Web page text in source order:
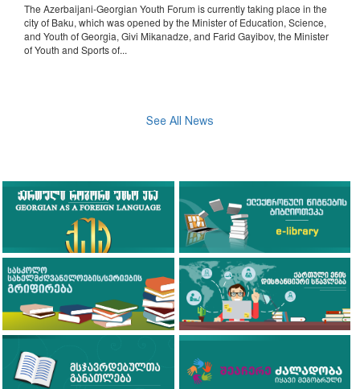
The Azerbaijani-Georgian Youth Forum is currently taking place in the
city of Baku, which was opened by the Minister of Education, Science,
and Youth of Georgia, Givi Mikanadze, and Farid Gayibov, the Minister
of Youth and Sports of...
See All News